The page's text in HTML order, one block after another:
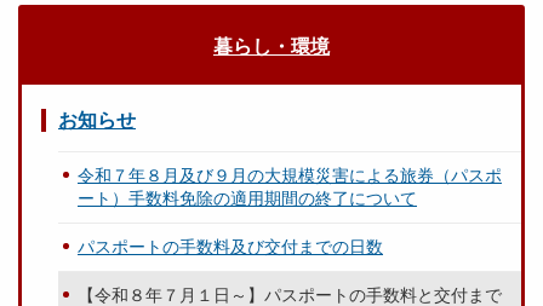
暮らし・環境
お知らせ
令和７年８月及び９月の大規模災害による旅券（パスポ
ート）手数料免除の適用期間の終了について
パスポートの手数料及び交付までの日数
【令和８年７月１日～】パスポートの手数料と交付まで